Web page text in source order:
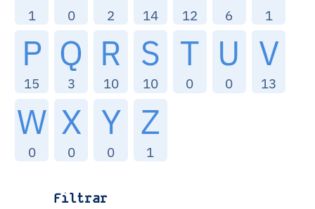
1 0 2 14 12 6 1
P
15
Q
3
R
10
S
10
T
0
U
0
V
13
W
0
X
0
Y
0
Z
1
Filtrar